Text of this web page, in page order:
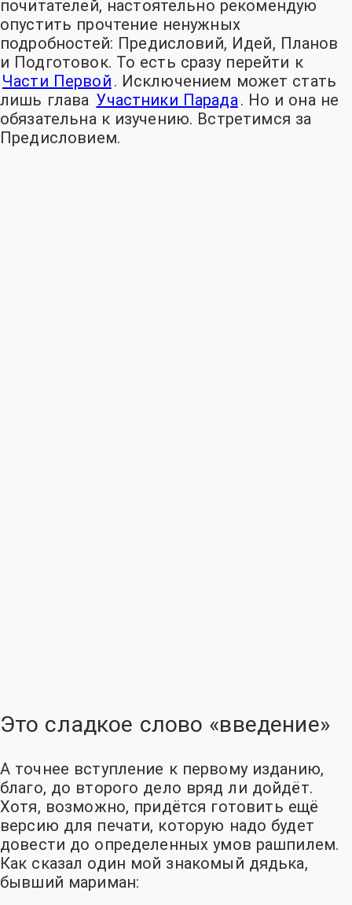
почитателей, настоятельно рекомендую
опустить прочтение ненужных
подробностей: Предисловий, Идей, Планов
и Подготовок. То есть сразу перейти к
Части Первой . Исключением может стать
лишь глава Участники Парада. Но и она не
обязательна к изучению. Встретимся за
Предисловием.
Это сладкое слово «введение»
А точнее вступление к первому изданию,
благо, до второго дело вряд ли дойдёт.
Хотя, возможно, придётся готовить ещё
версию для печати, которую надо будет
довести до определенных умов рашпилем.
Как сказал один мой знакомый дядька,
бывший мариман: